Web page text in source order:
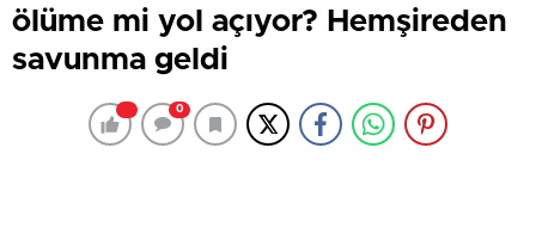
ölüme mi yol açıyor? Hemşireden
savunma geldi
0